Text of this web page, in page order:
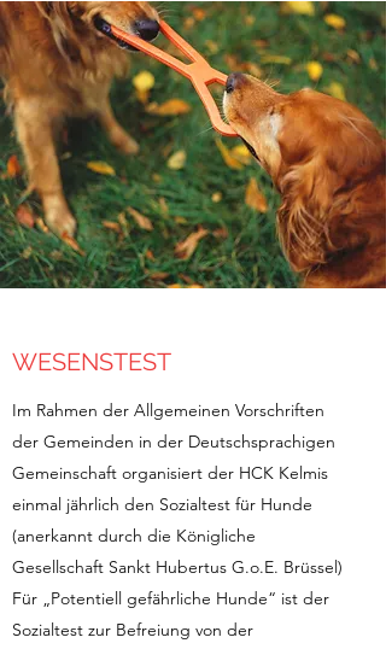
WESENSTEST
Im Rahmen der Allgemeinen Vorschriften
der Gemeinden in der Deutschsprachigen
Gemeinschaft organisiert der HCK Kelmis
einmal jährlich den Sozialtest für Hunde
(anerkannt durch die Königliche
Gesellschaft Sankt Hubertus G.o.E. Brüssel)
Für „Potentiell gefährliche Hunde“ ist der
Sozialtest zur Befreiung von der